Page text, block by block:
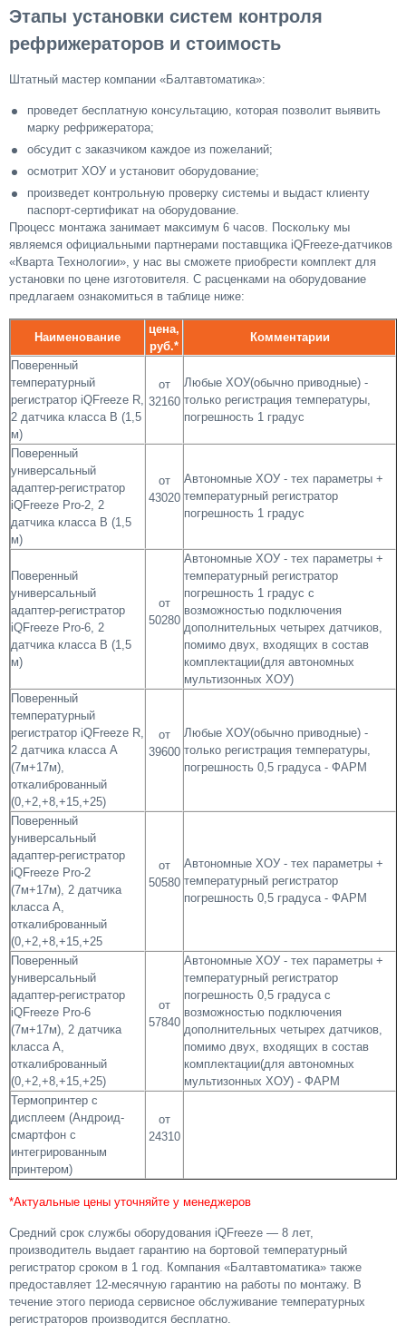
Этапы установки систем контроля
рефрижераторов и стоимость
Штатный мастер компании «Балтавтоматика»:
проведет бесплатную консультацию, которая позволит выявить
марку рефрижератора;
обсудит с заказчиком каждое из пожеланий;
осмотрит ХОУ и установит оборудование;
произведет контрольную проверку системы и выдаст клиенту
паспорт-сертификат на оборудование.
Процесс монтажа занимает максимум 6 часов. Поскольку мы
являемся официальными партнерами поставщика iQFreeze-датчиков
«Кварта Технологии», у нас вы сможете приобрести комплект для
установки по цене изготовителя. С расценками на оборудование
предлагаем ознакомиться в таблице ниже:
Наименование
цена,
руб.*
Комментарии
Поверенный
температурный
регистратор iQFreeze R,
2 датчика класса В (1,5
м)
от
32160
Любые ХОУ(обычно приводные) -
только регистрация температуры,
погрешность 1 градус
Поверенный
универсальный
адаптер-регистратор
iQFreeze Pro-2, 2
датчика класса B (1,5
м)
от
43020
Автономные ХОУ - тех параметры +
температурный регистратор
погрешность 1 градус
Поверенный
универсальный
адаптер-регистратор
iQFreeze Pro-6, 2
датчика класса B (1,5
м)
от
50280
Автономные ХОУ - тех параметры +
температурный регистратор
погрешность 1 градус с
возможностью подключения
дополнительных четырех датчиков,
помимо двух, входящих в состав
комплектации(для автономных
мультизонных ХОУ)
Поверенный
температурный
регистратор iQFreeze R,
2 датчика класса А
(7м+17м),
откалиброванный
(0,+2,+8,+15,+25)
от
39600
Любые ХОУ(обычно приводные) -
только регистрация температуры,
погрешность 0,5 градуса - ФАРМ
Поверенный
универсальный
адаптер-регистратор
iQFreeze Pro-2
(7м+17м), 2 датчика
класса A,
откалиброванный
(0,+2,+8,+15,+25
от
50580
Автономные ХОУ - тех параметры +
температурный регистратор
погрешность 0,5 градуса - ФАРМ
Поверенный
универсальный
адаптер-регистратор
iQFreeze Pro-6
(7м+17м), 2 датчика
класса A,
откалиброванный
(0,+2,+8,+15,+25)
от
57840
Автономные ХОУ - тех параметры +
температурный регистратор
погрешность 0,5 градуса с
возможностью подключения
дополнительных четырех датчиков,
помимо двух, входящих в состав
комплектации(для автономных
мультизонных ХОУ) - ФАРМ
Термопринтер с
дисплеем (Андроид-
смартфон с
интегрированным
принтером)
от
24310
*Актуальные цены уточняйте у менеджеров
Средний срок службы оборудования iQFreeze — 8 лет,
производитель выдает гарантию на бортовой температурный
регистратор сроком в 1 год. Компания «Балтавтоматика» также
предоставляет 12-месячную гарантию на работы по монтажу. В
течение этого периода сервисное обслуживание температурных
регистраторов производится бесплатно.